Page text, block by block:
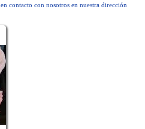
contacto con nosotros en nuestra dirección